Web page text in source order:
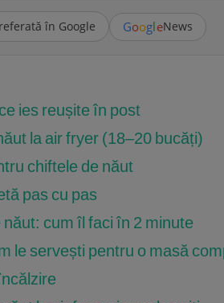
în Google GoogleNews
ies reușite în post
la air fryer (18–20 bucăți)
chiftele de năut
pas cu pas
cum îl faci în 2 minute
le servești pentru o masă